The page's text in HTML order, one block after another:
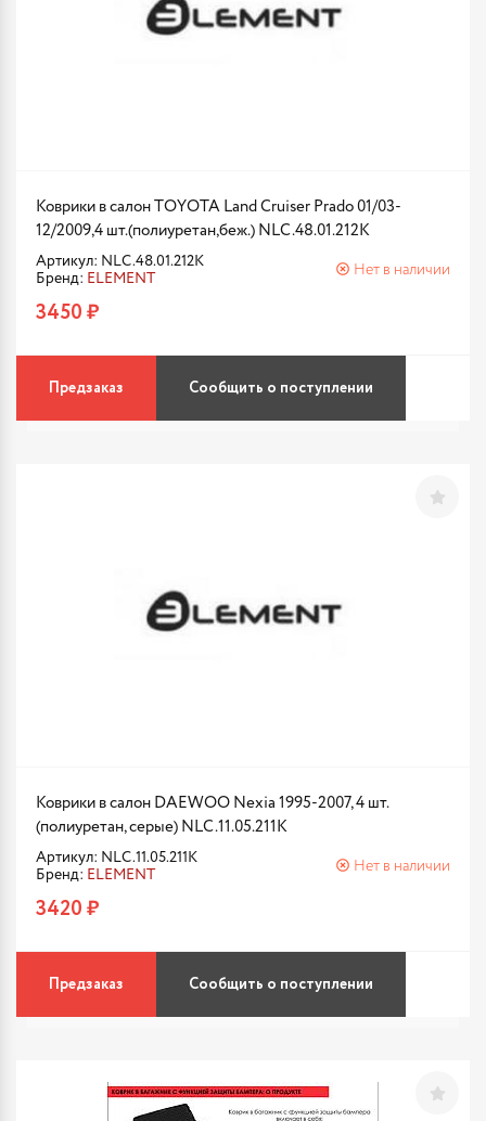
Коврики в салон TOYOTA Land Cruiser Prado 01/03-
12/2009,4 шт.(полиуретан,беж.) NLC.48.01.212K
Артикул: NLC.48.01.212K
Бренд: ELEMENT
Нет в наличии
3450 ₽
Предзаказ Сообщить о поступлении
Коврики в салон DAEWOO Nexia 1995-2007, 4 шт.
(полиуретан, серые) NLC.11.05.211K
Артикул: NLC.11.05.211K
Бренд: ELEMENT
Нет в наличии
3420 ₽
Предзаказ Сообщить о поступлении